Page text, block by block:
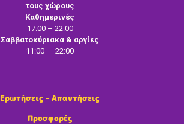
τους χώρους
Καθημερινές
17:00 – 22:00
Σαββατοκύριακα & αργίες
11:00 – 22:00
Ερωτήσεις – Απαντήσεις
Προσφορές